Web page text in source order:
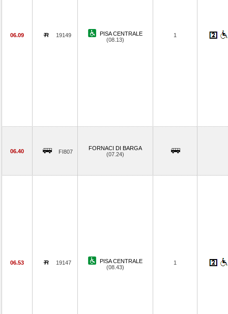
06.09 19149
PISA CENTRALE
(08.13)
1
06.40 FI807
FORNACI DI BARGA
(07.24)
06.53 19147
PISA CENTRALE
(08.43)
1